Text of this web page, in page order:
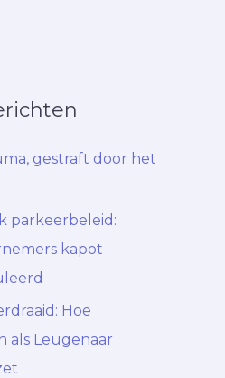
gestraft door het
parkeerbeleid:
kapot
Hoe
als Leugenaar